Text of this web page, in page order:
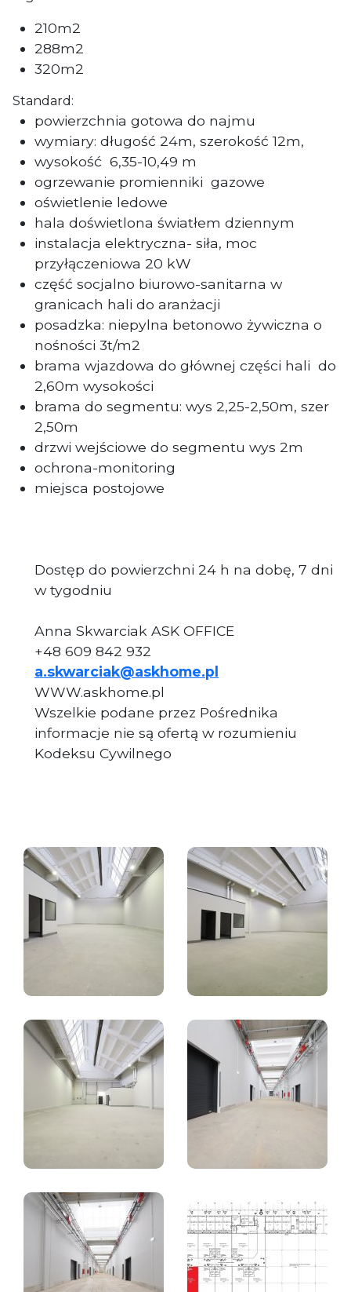
210m2
288m2
320m2
Standard:
powierzchnia gotowa do najmu
wymiary: długość 24m, szerokość 12m,
wysokość 6,35-10,49 m
ogrzewanie promienniki gazowe
oświetlenie ledowe
hala doświetlona światłem dziennym
instalacja elektryczna- siła, moc
przyłączeniowa 20 kW
część socjalno biurowo-sanitarna w
granicach hali do aranżacji
posadzka: niepylna betonowo żywiczna o
nośności 3t/m2
brama wjazdowa do głównej części hali do
2,60m wysokości
brama do segmentu: wys 2,25-2,50m, szer
2,50m
drzwi wejściowe do segmentu wys 2m
ochrona-monitoring
miejsca postojowe
Dostęp do powierzchni 24 h na dobę, 7 dni
w tygodniu
Anna Skwarciak ASK OFFICE
+48 609 842 932
a.skwarciak@askhome.pl
WWW.askhome.pl
Wszelkie podane przez Pośrednika
informacje nie są ofertą w rozumieniu
Kodeksu Cywilnego